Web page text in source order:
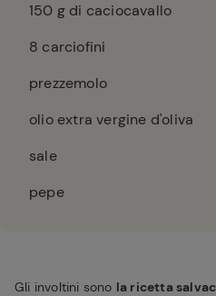
150 g di caciocavallo
8 carciofini
prezzemolo
olio extra vergine d'oliva
sale
pepe
Gli involtini sono la ricetta